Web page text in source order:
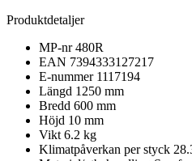
Produktdetaljer
MP-nr 480R
EAN 7394333127217
E-nummer 1117194
Längd 1250 mm
Bredd 600 mm
Höjd 10 mm
Vikt 6.2 kg
Klimatpåverkan per styck